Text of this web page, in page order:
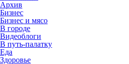
Архив
Бизнес
Бизнес и мясо
В городе
Видеоблоги
В путь-палатку
Еда
Здоровье